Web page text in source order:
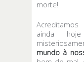
morte!
ainda
mundo à